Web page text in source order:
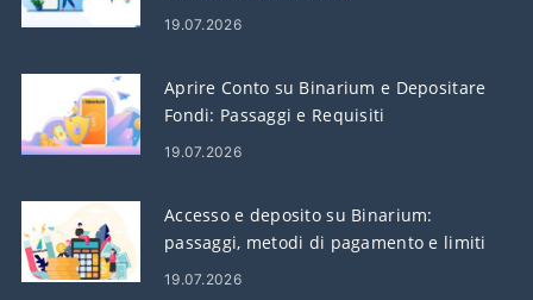
19.07.2026
Aprire Conto su Binarium e Depositare
Fondi: Passaggi e Requisiti
19.07.2026
Accesso e deposito su Binarium:
passaggi, metodi di pagamento e limiti
19.07.2026